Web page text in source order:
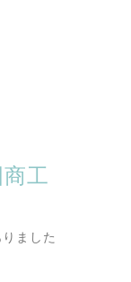
工
ました